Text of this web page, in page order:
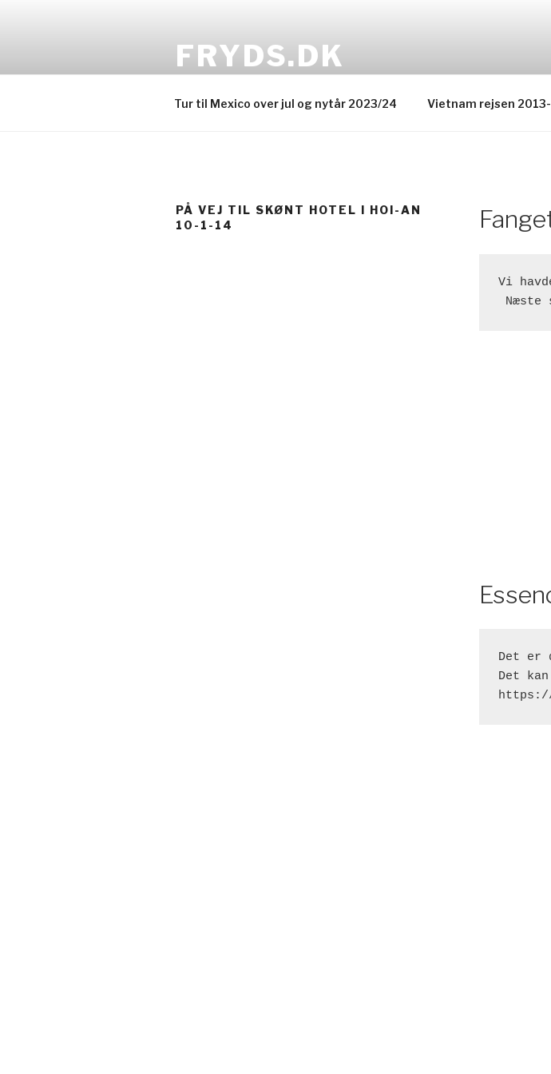
FRYDS.DK
Tur til Mexico over jul og nytår 2023/24 Vietnam rejsen
PÅ VEJ TIL SKØNT HOTEL I HOI-AN
10-1-14
Vi
Næste
Det er
Det
https://